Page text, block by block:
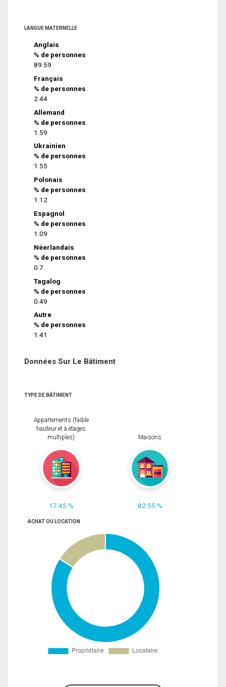
LANGUE MATERNELLE
Anglais
% de personnes
89.59
Français
% de personnes
2.44
Allemand
% de personnes
1.59
Ukrainien
% de personnes
1.55
Polonais
% de personnes
1.12
Espagnol
% de personnes
1.09
Néerlandais
% de personnes
0.7
Tagalog
% de personnes
0.49
Autre
% de personnes
1.41
Données Sur Le Bâtiment
TYPE DE BÂTIMENT
Appartements (faible
hauteur et à étages
multiples)
17.45 %
Maisons
82.55 %
ACHAT OU LOCATION